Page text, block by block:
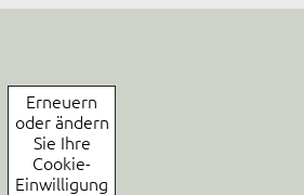
Erneuern
oder ändern
Sie Ihre
Cookie-
Einwilligung